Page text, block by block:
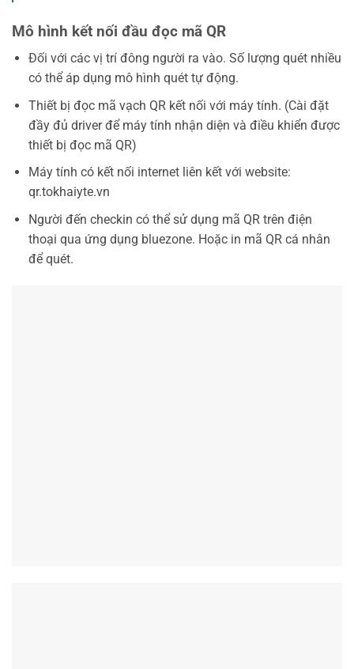
Mô hình kết nối đầu đọc mã QR
Đối với các vị trí đông người ra vào. Số lượng quét nhiều
có thể áp dụng mô hình quét tự động.
Thiết bị đọc mã vạch QR kết nối với máy tính. (Cài đặt
đầy đủ driver để máy tính nhận diện và điều khiển được
thiết bị đọc mã QR)
Máy tính có kết nối internet liên kết với website:
qr.tokhaiyte.vn
Người đến checkin có thể sử dụng mã QR trên điện
thoại qua ứng dụng bluezone. Hoặc in mã QR cá nhân
để quét.